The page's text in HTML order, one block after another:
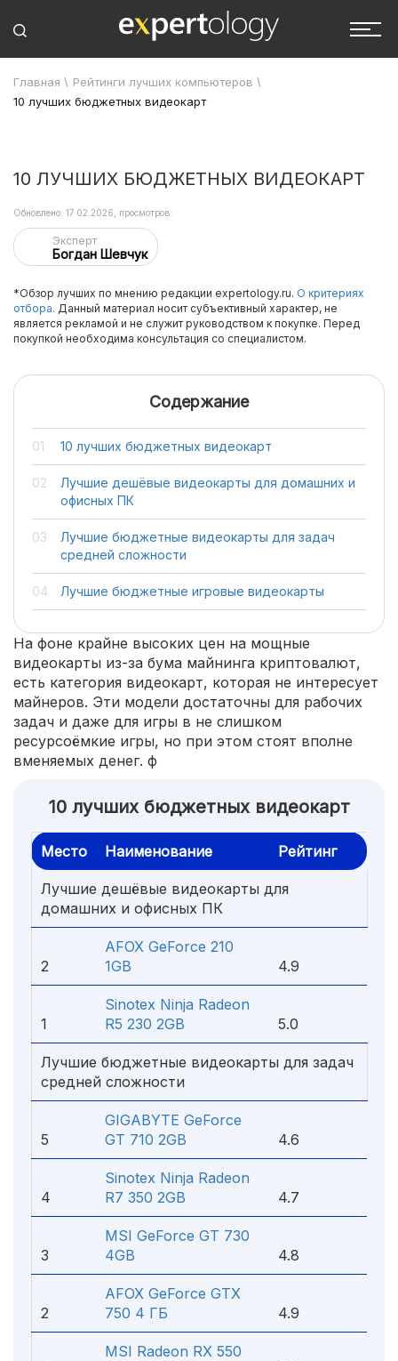
Главная \ Рейтинги лучших компьютеров \
10 лучших бюджетных видеокарт
10 ЛУЧШИХ БЮДЖЕТНЫХ ВИДЕОКАРТ
Эксперт
Богдан Шевчук
Обновлено: 17.02.2026, просмотров:
*Обзор лучших по мнению редакции expertology.ru. О критериях
отбора. Данный материал носит субъективный характер, не
является рекламой и не служит руководством к покупке. Перед
покупкой необходима консультация со специалистом.
Содержание
10 лучших бюджетных видеокарт
Лучшие дешёвые видеокарты для домашних и
офисных ПК
Лучшие бюджетные видеокарты для задач
средней сложности
Лучшие бюджетные игровые видеокарты
На фоне крайне высоких цен на мощные
видеокарты из-за бума майнинга криптовалют,
есть категория видеокарт, которая не интересует
майнеров. Эти модели достаточны для рабочих
задач и даже для игры в не слишком
ресурсоёмкие игры, но при этом стоят вполне
вменяемых денег. ф
10 лучших бюджетных видеокарт
Место Наименование Рейтинг
Лучшие дешёвые видеокарты для
домашних и офисных ПК
2
AFOX GeForce 210
1GB
4.9
1
Sinotex Ninja Radeon
R5 230 2GB
5.0
Лучшие бюджетные видеокарты для задач
средней сложности
5
GIGABYTE GeForce
GT 710 2GB
4.6
4
Sinotex Ninja Radeon
R7 350 2GB
4.7
3
MSI GeForce GT 730
4GB
4.8
2
AFOX GeForce GTX
750 4 ГБ
4.9
MSI Radeon RX 550